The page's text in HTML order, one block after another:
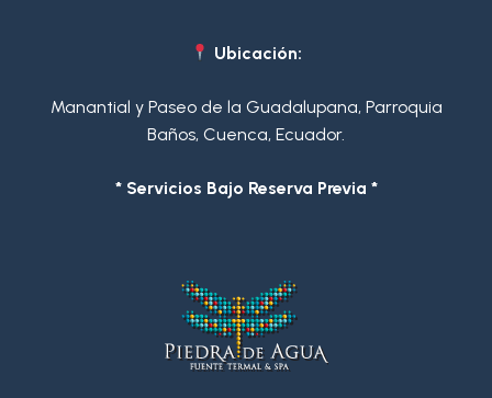
Ubicación:
Manantial y Paseo de la Guadalupana, Parroquia
Baños, Cuenca, Ecuador.
* Servicios Bajo Reserva Previa *